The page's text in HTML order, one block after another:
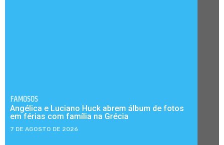
FAMOSOS
Angélica e Luciano Huck abrem álbum de fotos
em férias com família na Grécia
7 DE AGOSTO DE 2026